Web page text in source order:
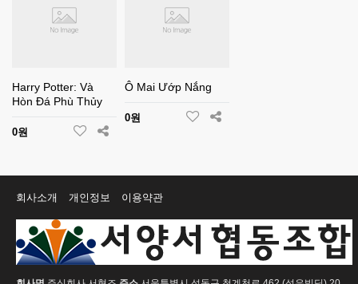
Harry Potter: Và
Hòn Đá Phù Thủy
0원
Ô Mai Ướp Nắng
0원
회사소개 개인정보 이용약관